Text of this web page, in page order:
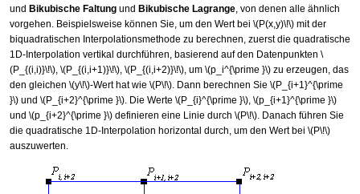
und Bikubische Faltung und Bikubische Lagrange , von denen alle ähnlich
vorgehen. Beispielsweise können Sie, um den Wert bei \(P(x,y)\!\) mit der
biquadratischen Interpolationsmethode zu berechnen, zuerst die quadratische
1D-Interpolation vertikal durchführen, basierend auf den Datenpunkten \
(P_{(i,i)}\!\) \(P_{(i,i+1)}\!\) \(P_{(i,i+2)}\!\) , um \(p_i^{\prime }\) zu erzeugen, das
den gleichen \(y\!\)-Wert hat wie \(P\!\) . Dann berechnen Sie \(P_{i+1}^{\prime
}\) und \(P_{i+2}^{\prime }\) . Die Werte \(P_{i}^{\prime }\) \(p_{i+1}^{\prime }\)
und \(p_{i+2}^{\prime }\) definieren eine Linie durch \(P\!\) . Danach führen Sie
die quadratische 1D-Interpolation horizontal durch, um den Wert bei \(P\!\)
auszuwerten.